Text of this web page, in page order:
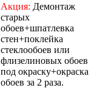
Акция: Демонтаж
старых
обоев+шпатлевка
стен+поклейка
стеклообоев или
флизелиновых обоев
под окраску+окраска
обоев за 2 раза.